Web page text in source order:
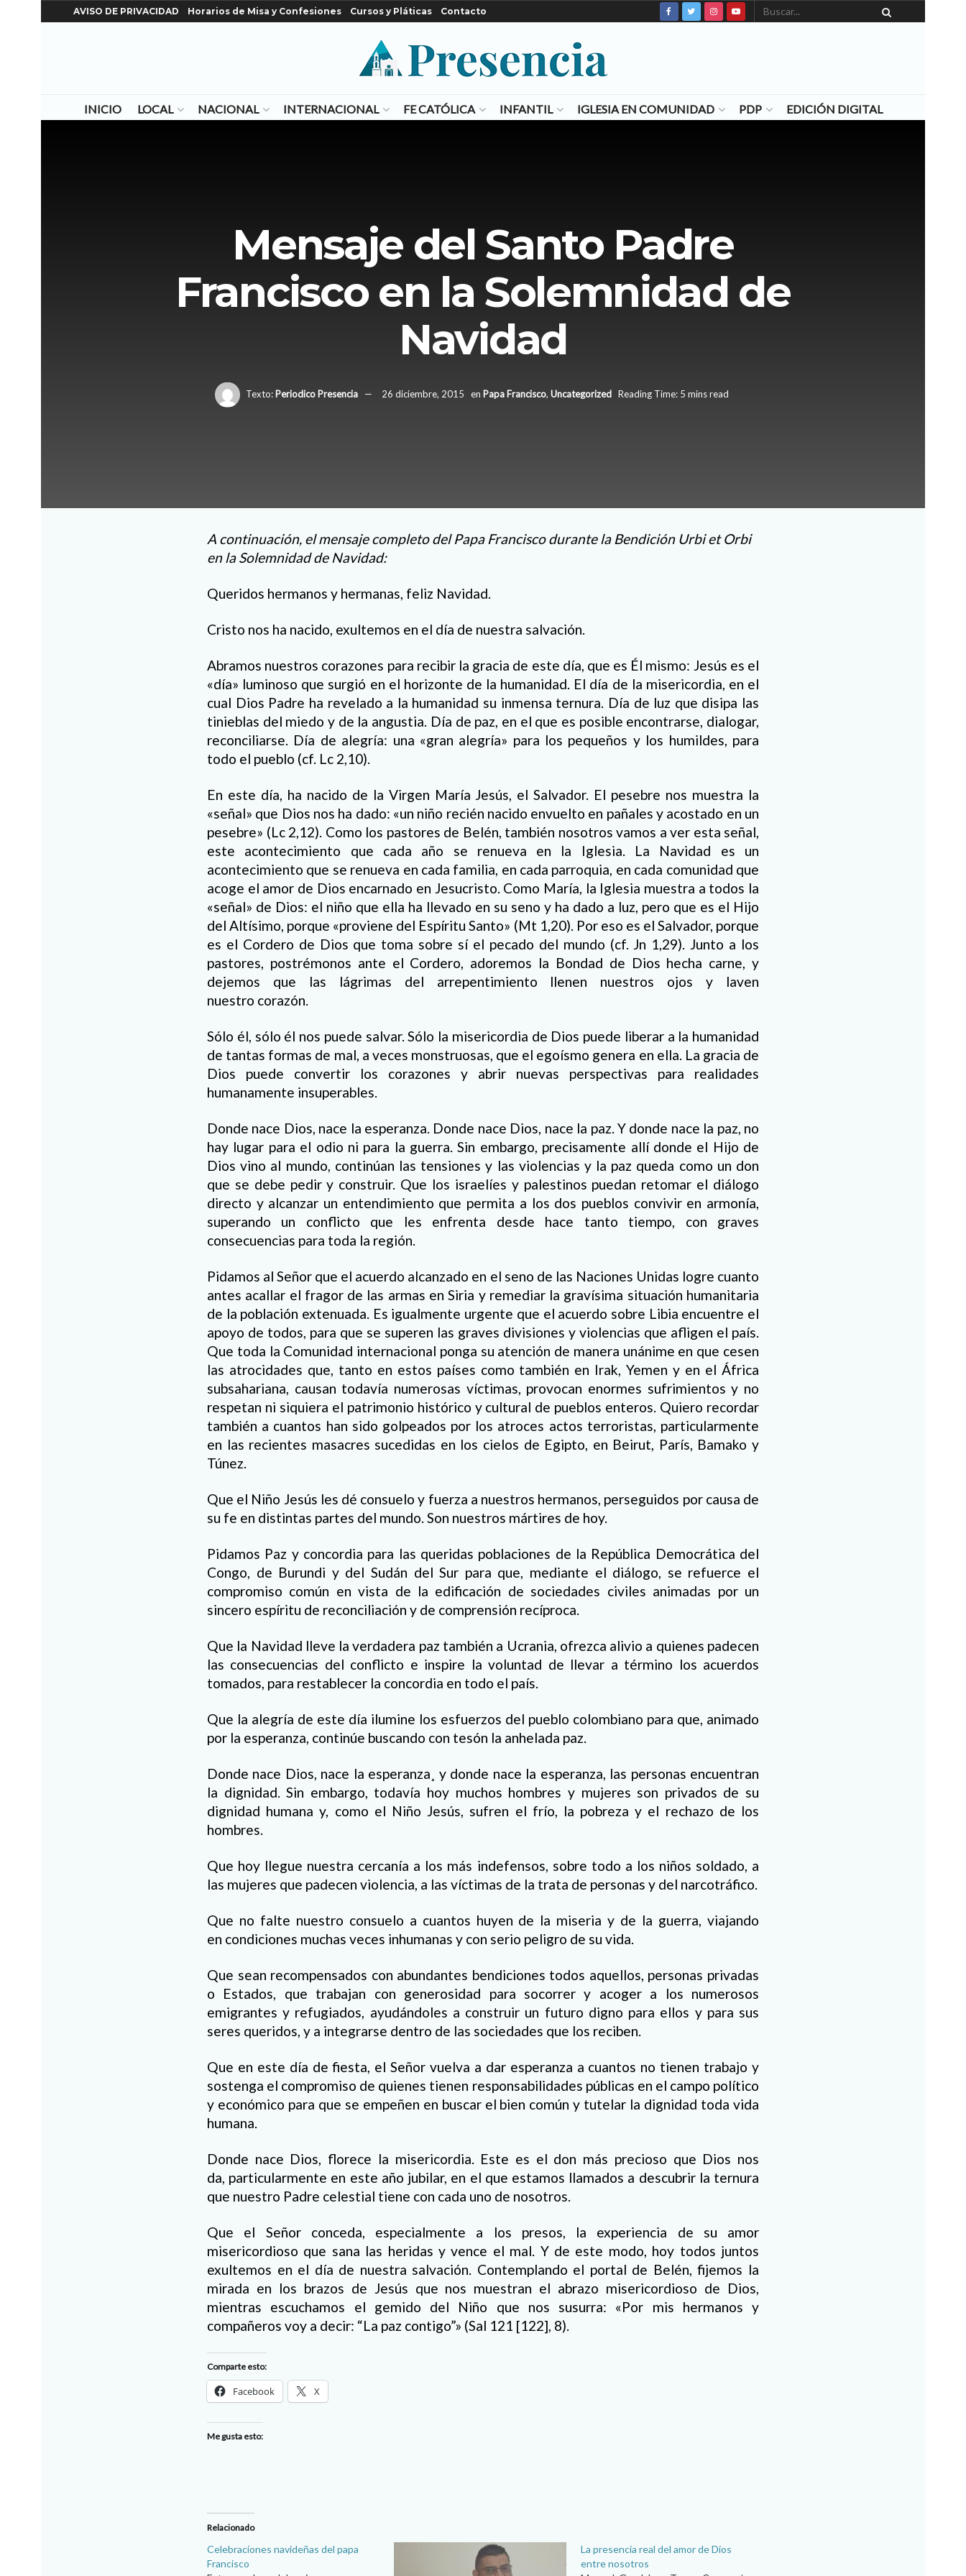
AVISO DE PRIVACIDAD Horarios de Misa y Confesiones Cursos y Pláticas Contacto
INICIO LOCAL NACIONAL INTERNACIONAL FE CATÓLICA INFANTIL IGLESIA EN COMUNIDAD PDP EDICIÓN DIGITAL
Mensaje del Santo Padre
Francisco en la Solemnidad de
Navidad
Texto:Periodico Presencia 26 diciembre, 2015 en Papa Francisco, Uncategorized Reading Time: 5 mins read
A continuación, el mensaje completo del Papa Francisco durante la Bendición Urbi et Orbi
en la Solemnidad de Navidad:
Queridos hermanos y hermanas, feliz Navidad.
Cristo nos ha nacido, exultemos en el día de nuestra salvación.
Abramos nuestros corazones para recibir la gracia de este día, que es Él mismo: Jesús es el
«día» luminoso que surgió en el horizonte de la humanidad. El día de la misericordia, en el
cual Dios Padre ha revelado a la humanidad su inmensa ternura. Día de luz que disipa las
tinieblas del miedo y de la angustia. Día de paz, en el que es posible encontrarse, dialogar,
reconciliarse. Día de alegría: una «gran alegría» para los pequeños y los humildes, para
todo el pueblo (cf. Lc 2,10).
En este día, ha nacido de la Virgen María Jesús, el Salvador. El pesebre nos muestra la
«señal» que Dios nos ha dado: «un niño recién nacido envuelto en pañales y acostado en un
pesebre» (Lc 2,12). Como los pastores de Belén, también nosotros vamos a ver esta señal,
este acontecimiento que cada año se renueva en la Iglesia. La Navidad es un
acontecimiento que se renueva en cada familia, en cada parroquia, en cada comunidad que
acoge el amor de Dios encarnado en Jesucristo. Como María, la Iglesia muestra a todos la
«señal» de Dios: el niño que ella ha llevado en su seno y ha dado a luz, pero que es el Hijo
del Altísimo, porque «proviene del Espíritu Santo» (Mt 1,20). Por eso es el Salvador, porque
es el Cordero de Dios que toma sobre sí el pecado del mundo (cf. Jn 1,29). Junto a los
pastores, postrémonos ante el Cordero, adoremos la Bondad de Dios hecha carne, y
dejemos que las lágrimas del arrepentimiento llenen nuestros ojos y laven
nuestro corazón.
Sólo él, sólo él nos puede salvar. Sólo la misericordia de Dios puede liberar a la humanidad
de tantas formas de mal, a veces monstruosas, que el egoísmo genera en ella. La gracia de
Dios puede convertir los corazones y abrir nuevas perspectivas para realidades
humanamente insuperables.
Donde nace Dios, nace la esperanza. Donde nace Dios, nace la paz. Y donde nace la paz, no
hay lugar para el odio ni para la guerra. Sin embargo, precisamente allí donde el Hijo de
Dios vino al mundo, continúan las tensiones y las violencias y la paz queda como un don
que se debe pedir y construir. Que los israelíes y palestinos puedan retomar el diálogo
directo y alcanzar un entendimiento que permita a los dos pueblos convivir en armonía,
superando un conflicto que les enfrenta desde hace tanto tiempo, con graves
consecuencias para toda la región.
Pidamos al Señor que el acuerdo alcanzado en el seno de las Naciones Unidas logre cuanto
antes acallar el fragor de las armas en Siria y remediar la gravísima situación humanitaria
de la población extenuada. Es igualmente urgente que el acuerdo sobre Libia encuentre el
apoyo de todos, para que se superen las graves divisiones y violencias que afligen el país.
Que toda la Comunidad internacional ponga su atención de manera unánime en que cesen
las atrocidades que, tanto en estos países como también en Irak, Yemen y en el África
subsahariana, causan todavía numerosas víctimas, provocan enormes sufrimientos y no
respetan ni siquiera el patrimonio histórico y cultural de pueblos enteros. Quiero recordar
también a cuantos han sido golpeados por los atroces actos terroristas, particularmente
en las recientes masacres sucedidas en los cielos de Egipto, en Beirut, París, Bamako y
Túnez.
Que el Niño Jesús les dé consuelo y fuerza a nuestros hermanos, perseguidos por causa de
su fe en distintas partes del mundo. Son nuestros mártires de hoy.
Pidamos Paz y concordia para las queridas poblaciones de la República Democrática del
Congo, de Burundi y del Sudán del Sur para que, mediante el diálogo, se refuerce el
compromiso común en vista de la edificación de sociedades civiles animadas por un
sincero espíritu de reconciliación y de comprensión recíproca.
Que la Navidad lleve la verdadera paz también a Ucrania, ofrezca alivio a quienes padecen
las consecuencias del conflicto e inspire la voluntad de llevar a término los acuerdos
tomados, para restablecer la concordia en todo el país.
Que la alegría de este día ilumine los esfuerzos del pueblo colombiano para que, animado
por la esperanza, continúe buscando con tesón la anhelada paz.
Donde nace Dios, nace la esperanza¸ y donde nace la esperanza, las personas encuentran
la dignidad. Sin embargo, todavía hoy muchos hombres y mujeres son privados de su
dignidad humana y, como el Niño Jesús, sufren el frío, la pobreza y el rechazo de los
hombres.
Que hoy llegue nuestra cercanía a los más indefensos, sobre todo a los niños soldado, a
las mujeres que padecen violencia, a las víctimas de la trata de personas y del narcotráfico.
Que no falte nuestro consuelo a cuantos huyen de la miseria y de la guerra, viajando
en condiciones muchas veces inhumanas y con serio peligro de su vida.
Que sean recompensados con abundantes bendiciones todos aquellos, personas privadas
o Estados, que trabajan con generosidad para socorrer y acoger a los numerosos
emigrantes y refugiados, ayudándoles a construir un futuro digno para ellos y para sus
seres queridos, y a integrarse dentro de las sociedades que los reciben.
Que en este día de fiesta, el Señor vuelva a dar esperanza a cuantos no tienen trabajo y
sostenga el compromiso de quienes tienen responsabilidades públicas en el campo político
y económico para que se empeñen en buscar el bien común y tutelar la dignidad toda vida
humana.
Donde nace Dios, florece la misericordia. Este es el don más precioso que Dios nos
da, particularmente en este año jubilar, en el que estamos llamados a descubrir la ternura
que nuestro Padre celestial tiene con cada uno de nosotros.
Que el Señor conceda, especialmente a los presos, la experiencia de su amor
misericordioso que sana las heridas y vence el mal. Y de este modo, hoy todos juntos
exultemos en el día de nuestra salvación. Contemplando el portal de Belén, fijemos la
mirada en los brazos de Jesús que nos muestran el abrazo misericordioso de Dios,
mientras escuchamos el gemido del Niño que nos susurra: «Por mis hermanos y
compañeros voy a decir: “La paz contigo”» (Sal 121 [122], 8).
Comparte esto:
Facebook X
Me gusta esto:
Relacionado
Celebraciones navideñas del papa
Francisco
La presencia real del amor de Dios
entre nosotros